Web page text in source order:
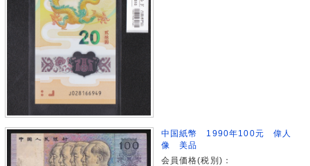
中国紙幣 1990年100元 偉人
像 美品
会員価格(税別)：